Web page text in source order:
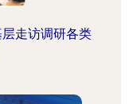
走访调研各类